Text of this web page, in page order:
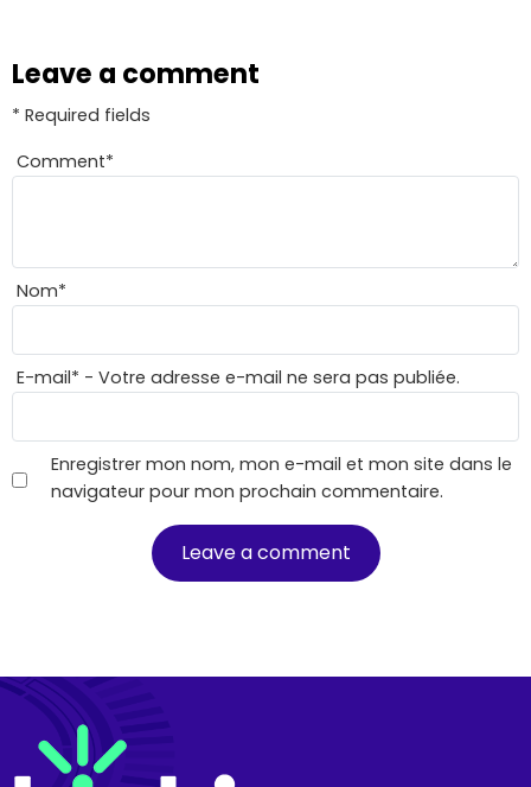
Leave a comment
* Required fields
Comment*
Nom*
E-mail* - Votre adresse e-mail ne sera pas publiée.
Enregistrer mon nom, mon e-mail et mon site dans le
navigateur pour mon prochain commentaire.